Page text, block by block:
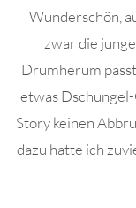
Wunderschön,
zwar die
Drumherum
etwas
Story keinen
dazu hatte ich